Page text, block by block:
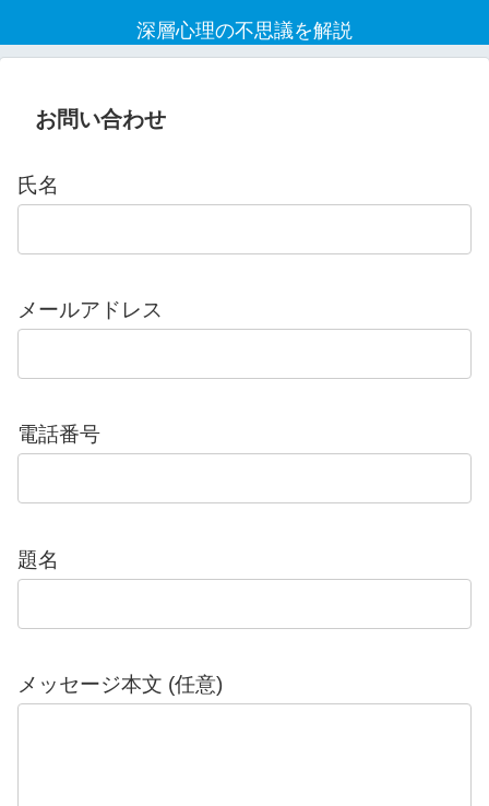
深層心理の不思議を解説
お問い合わせ
氏名
メールアドレス
電話番号
題名
メッセージ本文 (任意)